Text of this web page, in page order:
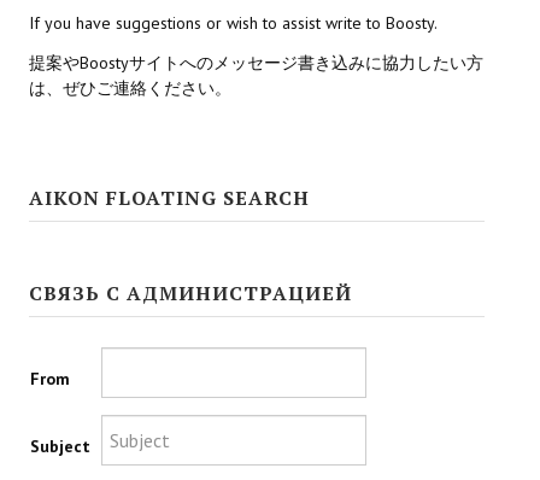
Mass Effect Andromeda
Neverwinter Nights 1
Star Wars Jedi Knight: Dark Force II
Star Wars Knights of the Old Republic 2
Titan Quest Immortal Throne
If you have suggestions or wish to assist write to Boosty.
提案やBoostyサイトへのメッセージ書き込みに協力したい方
は、ぜひご連絡ください。
AIKON FLOATING SEARCH
СВЯЗЬ С АДМИНИСТРАЦИЕЙ
From
Subject